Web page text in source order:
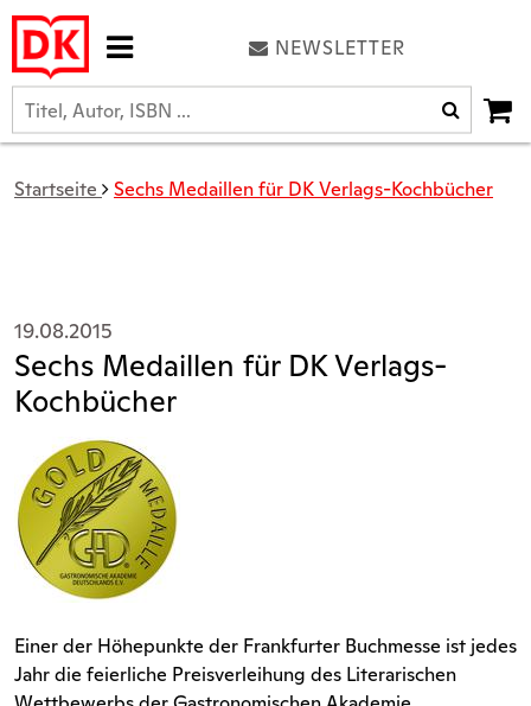
NEWSLETTER
Startseite Sechs Medaillen für DK Verlags-Kochbücher
19.08.2015
Sechs Medaillen für DK Verlags-
Kochbücher
Einer der Höhepunkte der Frankfurter Buchmesse ist jedes
Jahr die feierliche Preisverleihung des Literarischen